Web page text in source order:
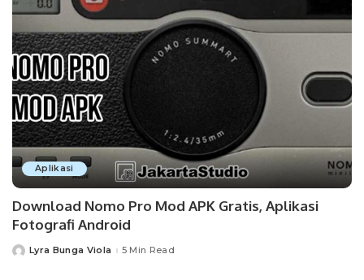
Aplikasi
Download Nomo Pro Mod APK Gratis, Aplikasi
Fotografi Android
PostedLyra Bunga Viola 5 Min Read